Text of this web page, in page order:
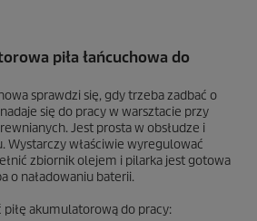
piła łańcuchowa do
sprawdzi się, gdy trzeba zadbać o
się do pracy w warsztacie przy
Jest prosta w obsłudze i
Wystarczy właściwie wyregulować
zbiornik olejem i pilarka jest gotowa
o naładowaniu baterii.
akumulatorową do pracy: